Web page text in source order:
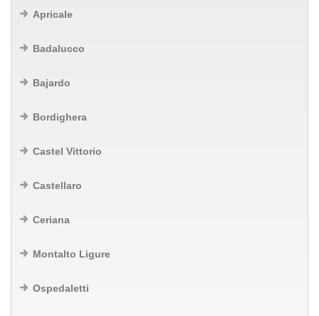
Apricale
Badalucco
Bajardo
Bordighera
Castel Vittorio
Castellaro
Ceriana
Montalto Ligure
Ospedaletti